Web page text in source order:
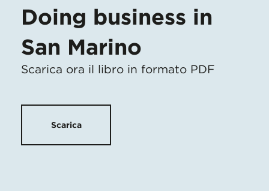
Doing business in
San Marino
Scarica ora il libro in formato PDF
Scarica